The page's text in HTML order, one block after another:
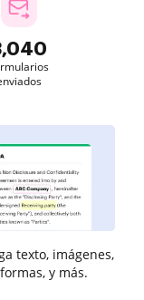
texto, imágenes,
y más.